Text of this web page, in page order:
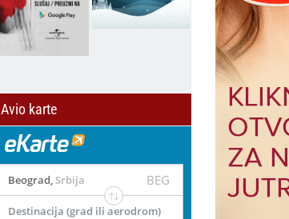
Avio karte
Beograd, Srbija BEG
Destinacija (grad ili aerodrom)